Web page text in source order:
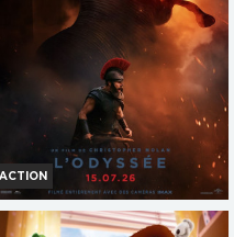
Bande-annonce
Réservation
TOUT PUBLIC
VF
ACTION
L'ODYSSÉE